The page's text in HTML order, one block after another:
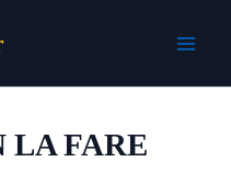
LA FARE